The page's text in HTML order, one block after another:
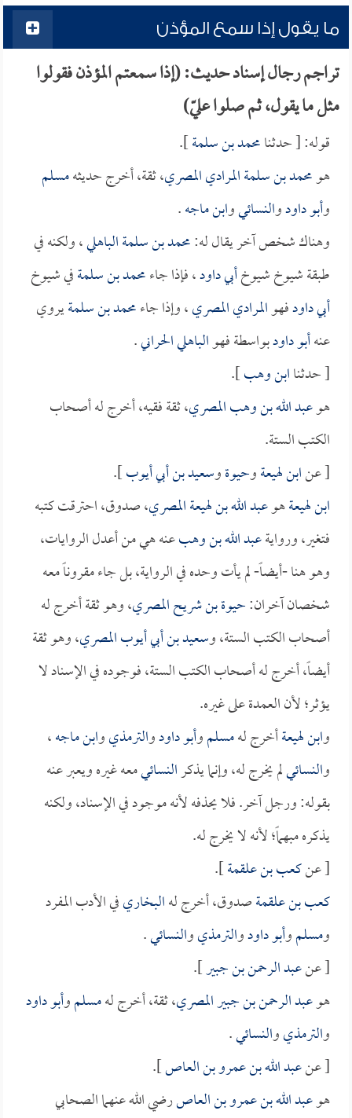
ما يقول إذا سمع المؤذن
تراجم رجال إسناد حديث: (إذا سمعتم المؤذن فقولوا
مثل ما يقول، ثم صلوا عليّ)
قوله: [ حدثنامحمد بن سلمة].
هومحمد بن سلمة المرادي المصري، ثقة، أخرج حديثهمسلم
وأبو داودوالنسائيوابن ماجه.
وهناك شخص آخر يقال له:محمد بن سلمة الباهلي، ولكنه في
طبقة شيوخ شيوخأبي داود، فإذا جاءمحمد بن سلمةفي شيوخ
أبي داودفهوالمرادي المصري، وإذا جاءمحمد بن سلمةيروي
عنهأبو داودبواسطة فهوالباهلي الحراني.
[ حدثناابن وهب].
هوعبد الله بن وهب المصري، ثقة فقيه، أخرج له أصحاب
الكتب الستة.
[ عنابن لهيعةوحيوةوسعيد بن أبي أيوب].
ابن لهيعةهوعبد الله بن لهيعة المصري، صدوق، احترقت كتبه
فتغير، وروايةعبد الله بن وهبعنه هي من أعدل الروايات،
وهو هنا -أيضاً- لم يأت وحده في الرواية، بل جاء مقروناً معه
شخصان آخران:حيوة بن شريح المصري، وهو ثقة أخرج له
أصحاب الكتب الستة، وسعيد بن أبي أيوب المصري، وهو ثقة
أيضاً، أخرج له أصحاب الكتب الستة، فوجوده في الإسناد لا
يؤثر؛ لأن العمدة على غيره.
وابن لهيعةأخرج لهمسلموأبو داودوالترمذيوابن ماجه،
والنسائيلم يخرج له، وإنما يذكرالنسائيمعه غيره ويعبر عنه
بقوله: ورجل آخر. فلا يحذفه لأنه موجود في الإسناد، ولكنه
يذكره مبهماً؛ لأنه لا يخرج له.
[ عنكعب بن علقمة].
كعب بن علقمةصدوق، أخرج لهالبخاريفي الأدب المفرد
ومسلموأبو داودوالترمذيوالنسائي.
[ عنعبد الرحمن بن جبير].
هوعبد الرحمن بن جبير المصري، ثقة، أخرج لهمسلموأبو داود
والترمذيوالنسائي.
[ عنعبد الله بن عمرو بن العاص].
هوعبد الله بن عمرو بن العاصرضي الله عنهما الصحابي